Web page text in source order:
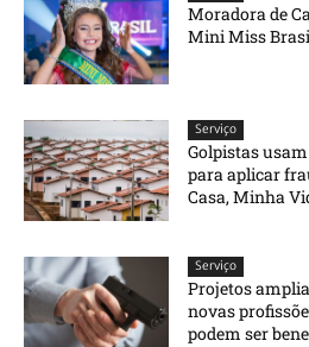
Moradora de
Mini Miss
Serviço
Golpistas
para aplicar
Casa, Minha
Serviço
Projetos
novas
podem ser